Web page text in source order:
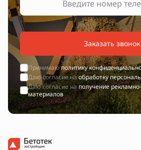
Заказать звонок
Принимаюполитику
Даю согласие наобработку
Даю согласие наполучение
материалов